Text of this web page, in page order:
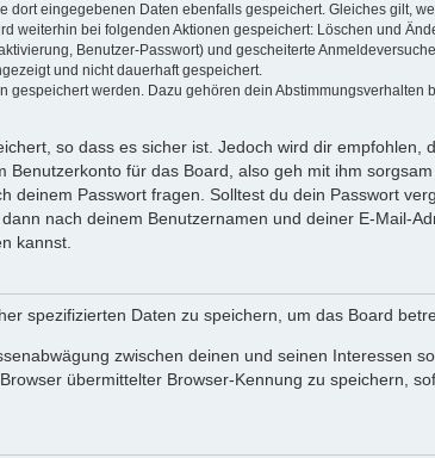
eingegebenen Daten ebenfalls gespeichert. Gleiches gilt,
weiterhin bei folgenden Aktionen gespeichert: Löschen und
Benutzer-Passwort) und gescheiterte
und nicht dauerhaft gespeichert.
werden. Dazu gehören dein
so dass es sicher ist. Jedoch wird dir empfohlen,
für das Board, also geh mit ihm
deinem Passwort fragen. Solltest du dein Passwort
nach deinem Benutzernamen und deiner E-Mail-
kannst.
spezifizierten Daten zu speichern, um das Board
zwischen deinen und seinen Interessen
übermittelter Browser-Kennung zu speichern,